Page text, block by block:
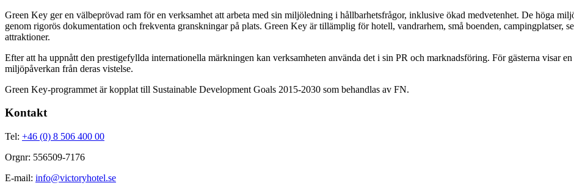
Green Key ger en välbeprövad ram för en verksamhet att arbeta med sin miljöledning i hållbarhetsfrågor, inklusive ökad medvetenhet. De höga
genom rigorös dokumentation och frekventa granskningar på plats. Green Key är tillämplig för hotell, vandrarhem, små boenden, campingplatser,
attraktioner.
Efter att ha uppnått den prestigefyllda internationella märkningen kan verksamheten använda det i sin PR och marknadsföring. För gästerna visar
miljöpåverkan från deras vistelse.
Green Key-programmet är kopplat till Sustainable Development Goals 2015-2030 som behandlas av FN.
Kontakt
Tel: +46 (0) 8 506 400 00
Orgnr: 556509-7176
E-mail: info@victoryhotel.se